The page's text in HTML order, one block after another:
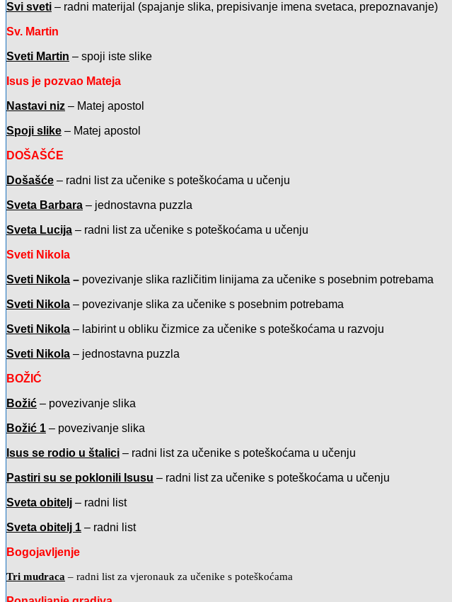
Svi sveti – radni materijal (spajanje slika, prepisivanje imena svetaca, prepoznavanje)
Sv. Martin
Sveti Martin – spoji iste slike
Isus je pozvao Mateja
Nastavi niz – Matej apostol
Spoji slike – Matej apostol
DOŠAŠĆE
Došašće – radni list za učenike s poteškoćama u učenju
Sveta Barbara – jednostavna puzzla
Sveta Lucija – radni list za učenike s poteškoćama u učenju
Sveti Nikola
Sveti Nikola – povezivanje slika različitim linijama za učenike s posebnim potrebama
Sveti Nikola – povezivanje slika za učenike s posebnim potrebama
Sveti Nikol a – labirint u obliku čizmice za učenike s poteškoćama u razvoju
Sveti Nikola – jednostavna puzzla
BOŽIĆ
Božić – povezivanje slika
Božić 1 – povezivanje slika
Isus se rodio u štalici – radni list za učenike s poteškoćama u učenju
Pastiri su se poklonili Isusu – radni list za učenike s poteškoćama u učenju
Sveta obitelj – radni list
Sveta obitelj 1 – radni list
Bogojavljenje
Tri mudraca – radni list za vjeronauk za učenike s poteškoćama